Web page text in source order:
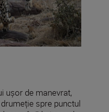
ușor de manevrat,
spre punctul